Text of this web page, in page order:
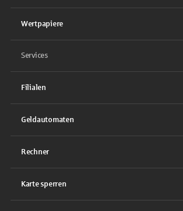
Wertpapiere
Services
Filialen
Geldautomaten
Rechner
Karte sperren